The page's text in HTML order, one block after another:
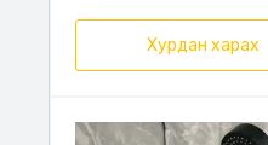
Хурдан харах